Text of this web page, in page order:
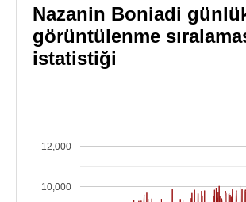
Nazanin Boniadi
görüntülenme
istatistiği
10,000
12,000